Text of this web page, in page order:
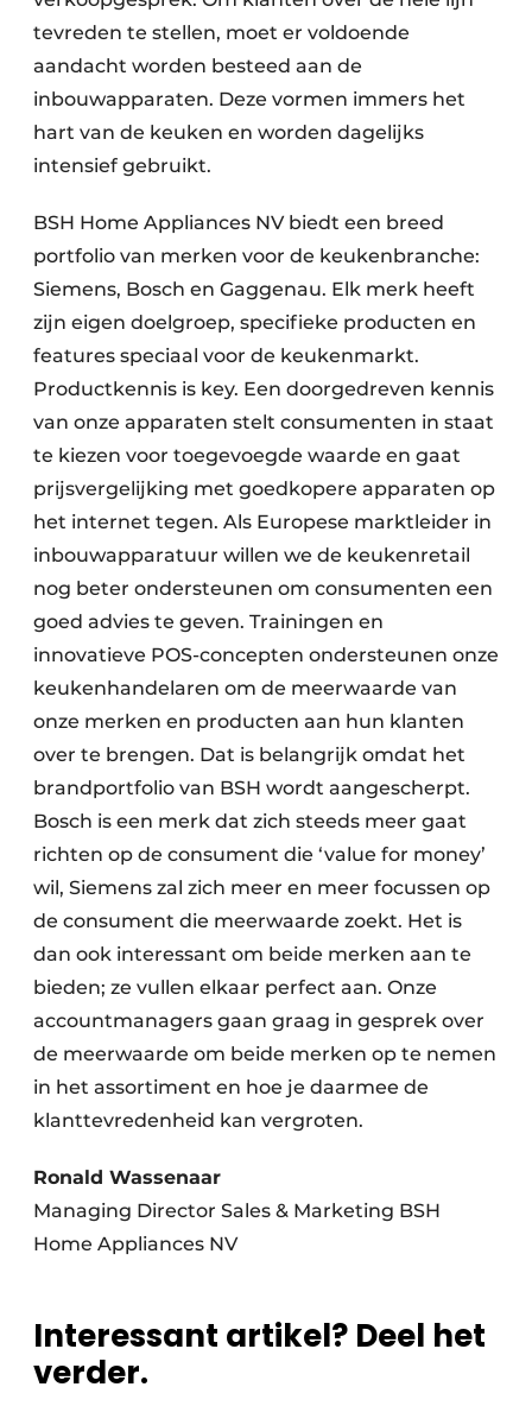
tevreden te stellen, moet er voldoende
aandacht worden besteed aan de
inbouwapparaten. Deze vormen immers het
hart van de keuken en worden dagelijks
intensief gebruikt.
BSH Home Appliances NV biedt een breed
portfolio van merken voor de keukenbranche:
Siemens, Bosch en Gaggenau. Elk merk heeft
zijn eigen doelgroep, specifieke producten en
features speciaal voor de keukenmarkt.
Productkennis is key. Een doorgedreven kennis
van onze apparaten stelt consumenten in staat
te kiezen voor toegevoegde waarde en gaat
prijsvergelijking met goedkopere apparaten op
het internet tegen. Als Europese marktleider in
inbouwapparatuur willen we de keukenretail
nog beter ondersteunen om consumenten een
goed advies te geven. Trainingen en
innovatieve POS-concepten ondersteunen onze
keukenhandelaren om de meerwaarde van
onze merken en producten aan hun klanten
over te brengen. Dat is belangrijk omdat het
brandportfolio van BSH wordt aangescherpt.
Bosch is een merk dat zich steeds meer gaat
richten op de consument die ‘value for money’
wil, Siemens zal zich meer en meer focussen op
de consument die meerwaarde zoekt. Het is
dan ook interessant om beide merken aan te
bieden; ze vullen elkaar perfect aan. Onze
accountmanagers gaan graag in gesprek over
de meerwaarde om beide merken op te nemen
in het assortiment en hoe je daarmee de
klanttevredenheid kan vergroten.
Ronald Wassenaar
Managing Director Sales & Marketing BSH
Home Appliances NV
Interessant artikel? Deel het
verder.